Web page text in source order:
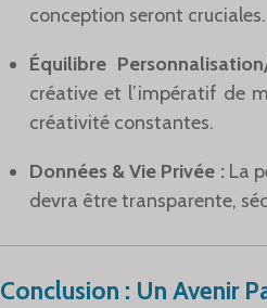
conception seront
Équilibre
créative et l’impératif de
créativité constantes.
Données & Vie Privée : La
devra être transparente,
Conclusion : Un Avenir